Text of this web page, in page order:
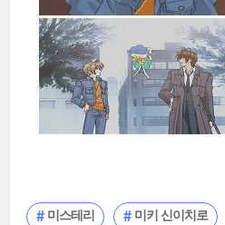
미스테리 미키 신이치로